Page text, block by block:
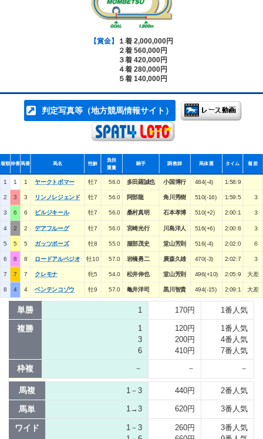
【賞金】
１着 2,000,000円
２着 560,000円
３着 420,000円
４着 280,000円
５着 140,000円
判定写真等（地方競馬情報サイト）
着順枠番馬番 馬名 性齢
負担
重量
騎手 調教師 馬体重 タイム 着差
1 1 1 ヤークトボマー 牡7 56.0 多田羅誠也 小国博行 484(-4) 1:58:9
2 3 3 リンノレジェンド 牡7 56.0 阿部龍 角川秀樹 510(-16) 1:59:5 ３
3 6 6 ビルジキール 牡7 56.0 桑村真明 石本孝博 510(+2) 2:00:1 ３
4 2 2 デアフルーグ 牡7 56.0 宮崎光行 川島洋人 516(+6) 2:00:8 ３
5 5 5 ガッツポーズ 牡8 55.0 服部茂史 堂山芳則 516(-4) 2:02:0 ６
6 8 8 ロードアルペジオ 牡10 57.0 岩橋勇二 廣森久雄 470(-3) 2:02:7 ３
7 7 7 クレモナ 牝5 54.0 松井伸也 堂山芳則 496(+10) 2:05:9 大差
8 4 4 ベンテンコゾウ 牡9 57.0 亀井洋司 黒川智貴 494(-15) 2:09:1 大差
単勝 1 170円 1番人気
複勝
1
3
6
120円
200円
410円
1番人気
4番人気
7番人気
枠複 － － －
馬複 1－3 440円 2番人気
馬単 1→3 620円 3番人気
ワイド
1－3
260円
3番人気